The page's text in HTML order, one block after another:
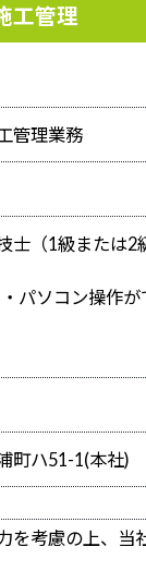
工管理
管理業務
士（1級または
パソコン操作
町ハ51-1(本社)
を考慮の上、当